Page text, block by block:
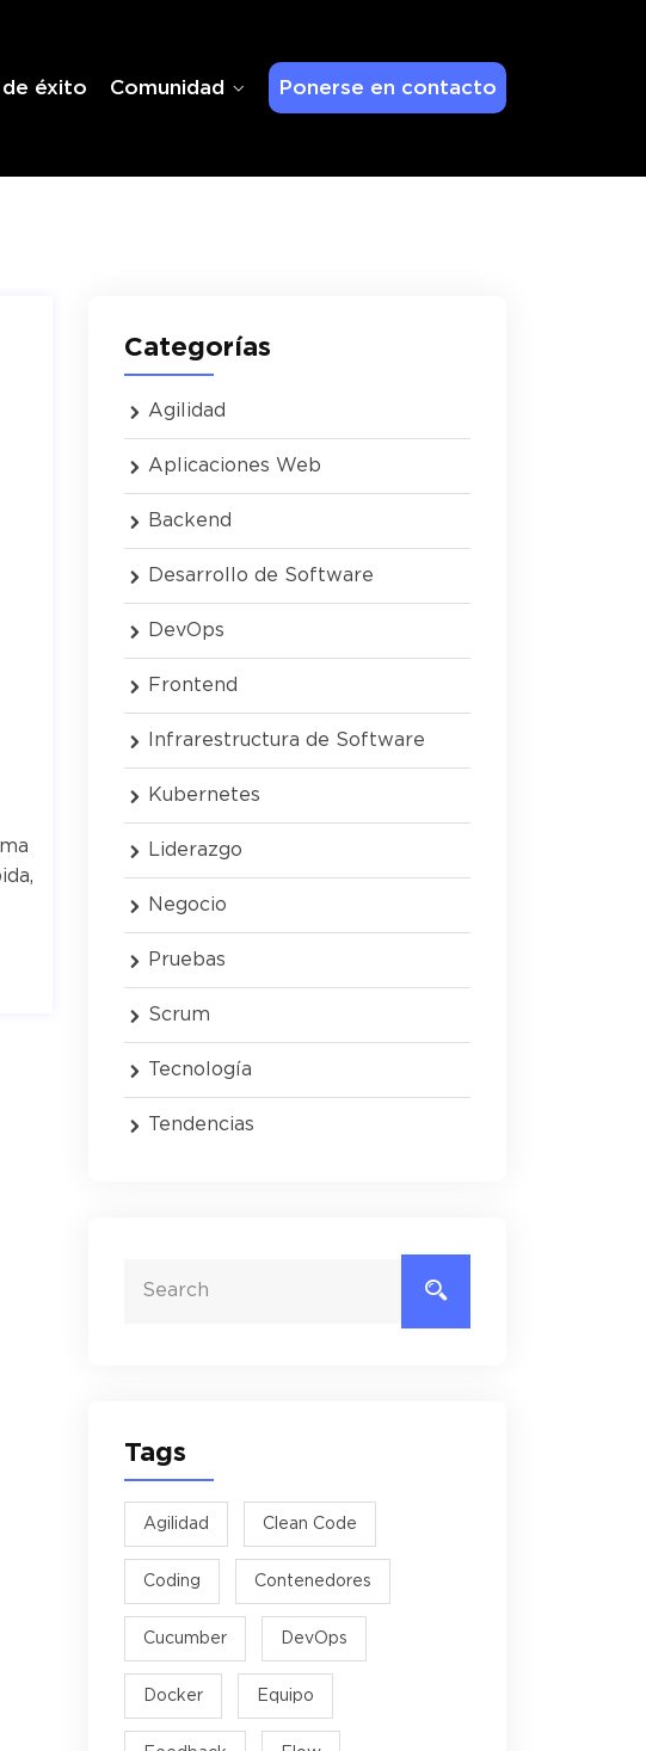
de éxito Comunidad Ponerse en contacto
Categorías
Agilidad
Aplicaciones Web
Backend
Desarrollo de Software
DevOps
Frontend
Infrarestructura de Software
Kubernetes
Liderazgo
Negocio
Pruebas
Scrum
Tecnología
Tendencias
Tags
Agilidad Clean Code
Coding Contenedores
Cucumber DevOps
Docker Equipo